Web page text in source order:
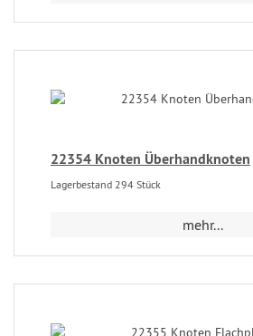
22354 Knoten Überhandknoten
Lagerbestand 294 Stück
mehr...